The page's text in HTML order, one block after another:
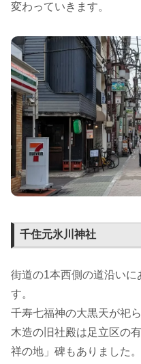
変わっていきます。
千住元氷川神社
街道の1本西側の道沿いに
す。
千寿七福神の大黒天が祀
木造の旧社殿は足立区の
祥の地」碑もありました。